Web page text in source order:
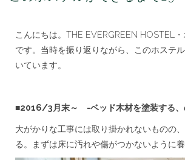
こんにちは。THE EVERGREEN HOSTEL
です。当時を振り返りながら、このホステ
いています。
■2016/3月末～ -ベッド木材を塗装する、
大がかりな工事には取り掛かれないものの
る。まずは床に汚れや傷がつかないように養